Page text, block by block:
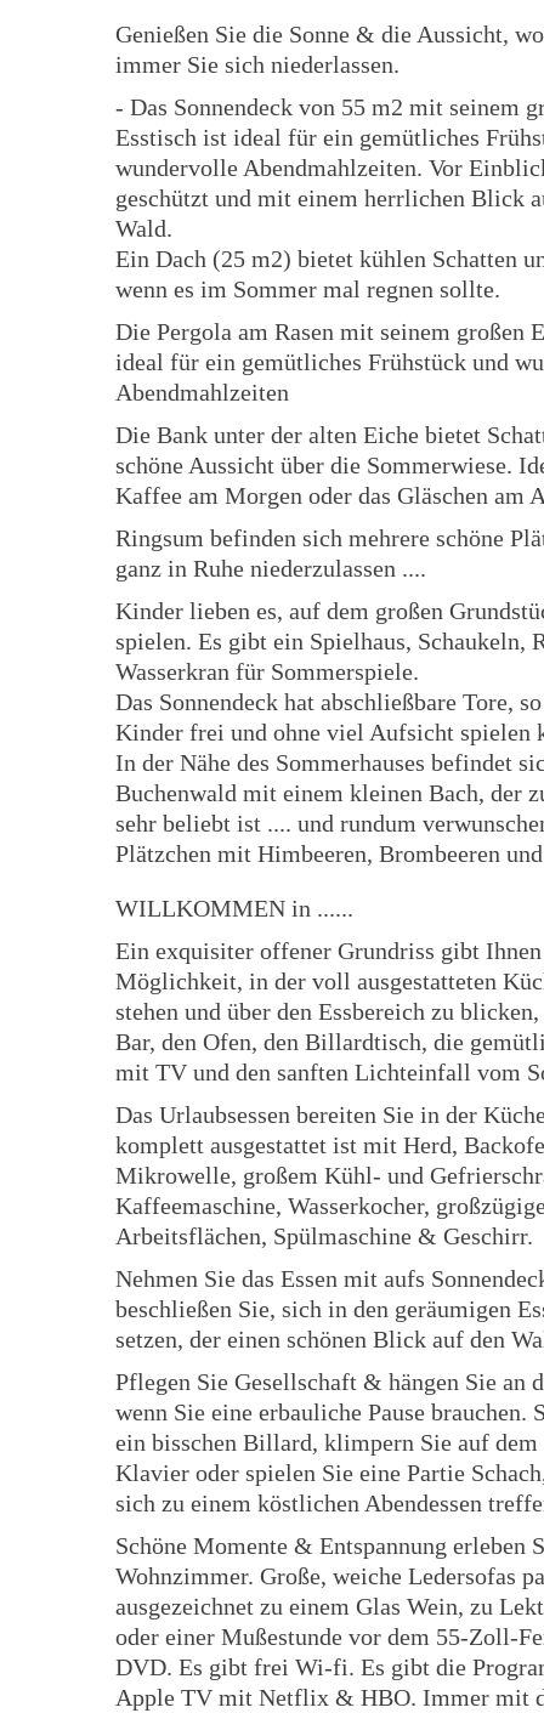
Genießen Sie die Sonne & die Aussicht,
immer Sie sich niederlassen.
- Das Sonnendeck von 55 m2 mit seinem
Esstisch ist ideal für ein gemütliches
wundervolle Abendmahlzeiten. Vor
geschützt und mit einem herrlichen Blick
Wald.
Ein Dach (25 m2) bietet kühlen Schatten
wenn es im Sommer mal regnen sollte.
Die Pergola am Rasen mit seinem großen
ideal für ein gemütliches Frühstück und
Abendmahlzeiten
Die Bank unter der alten Eiche bietet
schöne Aussicht über die Sommerwiese.
Kaffee am Morgen oder das Gläschen am
Ringsum befinden sich mehrere schöne
ganz in Ruhe niederzulassen ....
Kinder lieben es, auf dem großen
spielen. Es gibt ein Spielhaus, Schaukeln,
Wasserkran für Sommerspiele.
Das Sonnendeck hat abschließbare Tore,
Kinder frei und ohne viel Aufsicht spielen
In der Nähe des Sommerhauses befindet
Buchenwald mit einem kleinen Bach, der
sehr beliebt ist .... und rundum
Plätzchen mit Himbeeren, Brombeeren
WILLKOMMEN in ......
Ein exquisiter offener Grundriss gibt
Möglichkeit, in der voll ausgestatteten
stehen und über den Essbereich zu
Bar, den Ofen, den Billardtisch, die
mit TV und den sanften Lichteinfall vom
Das Urlaubsessen bereiten Sie in der
komplett ausgestattet ist mit Herd,
Mikrowelle, großem Kühl- und
Kaffeemaschine, Wasserkocher,
Arbeitsflächen, Spülmaschine & Geschirr.
Nehmen Sie das Essen mit aufs
beschließen Sie, sich in den geräumigen
setzen, der einen schönen Blick auf den
Pflegen Sie Gesellschaft & hängen Sie an
wenn Sie eine erbauliche Pause brauchen.
ein bisschen Billard, klimpern Sie auf dem
Klavier oder spielen Sie eine Partie
sich zu einem köstlichen Abendessen
Schöne Momente & Entspannung erleben
Wohnzimmer. Große, weiche Ledersofas
ausgezeichnet zu einem Glas Wein, zu
oder einer Mußestunde vor dem 55-Zoll-
DVD. Es gibt frei Wi-fi. Es gibt die
Apple TV mit Netflix & HBO. Immer mit